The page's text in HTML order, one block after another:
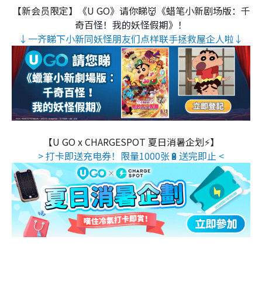
【新会员限定】《U GO》请你睇👹《蜡笔小新剧场版：千
奇百怪！我的妖怪假期》！
↓一齐睇下小新同妖怪朋友们点样联手拯救屋企人啦↓
【U GO x CHARGESPOT 夏日消暑企划⚡】
> 打卡即送充电券！限量1000张🔋送完即止 <